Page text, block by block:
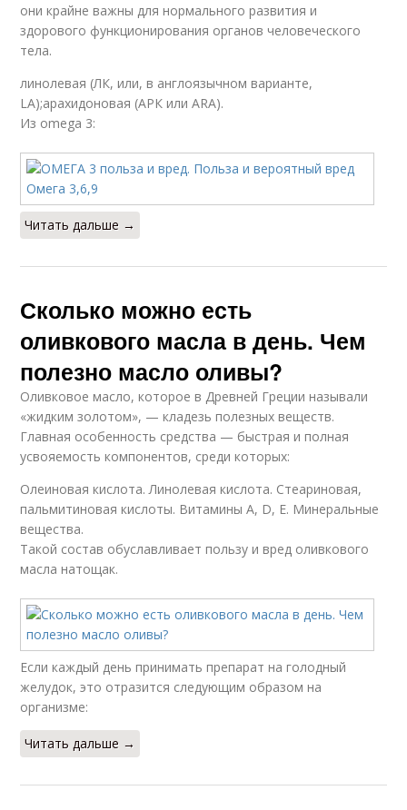
они крайне важны для нормального развития и
здорового функционирования органов человеческого
тела.
линолевая (ЛК, или, в англоязычном варианте,
LA);арахидоновая (АРК или ARA).
Из omega 3:
Читать дальше →
Сколько можно есть
оливкового масла в день. Чем
полезно масло оливы?
Оливковое масло, которое в Древней Греции называли
«жидким золотом», — кладезь полезных веществ.
Главная особенность средства — быстрая и полная
усвояемость компонентов, среди которых:
Олеиновая кислота. Линолевая кислота. Стеариновая,
пальмитиновая кислоты. Витамины А, D, E. Минеральные
вещества.
Такой состав обуславливает пользу и вред оливкового
масла натощак.
Если каждый день принимать препарат на голодный
желудок, это отразится следующим образом на
организме:
Читать дальше →